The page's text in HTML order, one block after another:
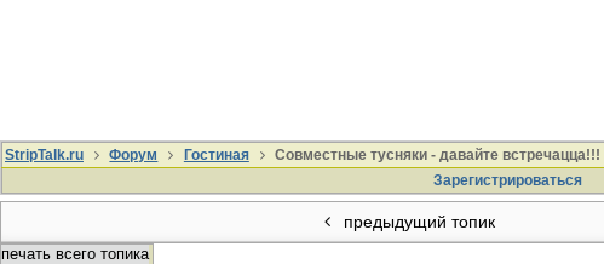
StripTalk.ru Форум Гостиная
Совместные тусняки - давайте встречацца!!!
Зарегистрироваться
предыдущий топик
печать всего топика